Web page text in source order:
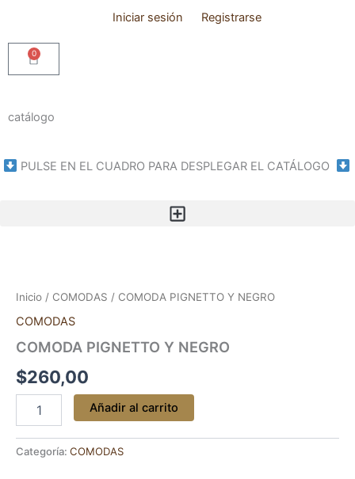
contenido
Iniciar sesión Registrarse
0
Cart
catálogo
PULSE EN EL CUADRO PARA DESPLEGAR EL CATÁLOGO
Inicio / COMODAS / COMODA PIGNETTO Y NEGRO
COMODAS
COMODA PIGNETTO Y NEGRO
$260,00
NEGRO
cantidad
Añadir al carrito
Categoría: COMODAS